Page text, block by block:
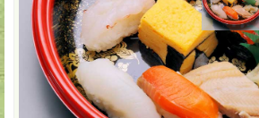
配達・店頭受取
2,160円(税込)
数: +
カートに入れる